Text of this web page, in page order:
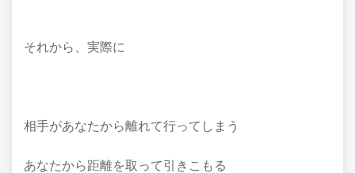
それから、実際に
相手があなたから離れて行ってしまう
あなたから距離を取って引きこもる